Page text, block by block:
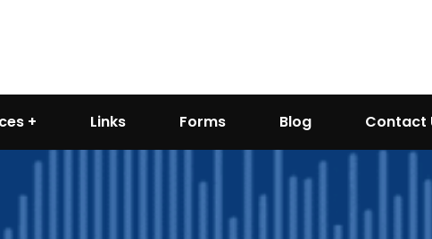
Links Forms Blog Contact